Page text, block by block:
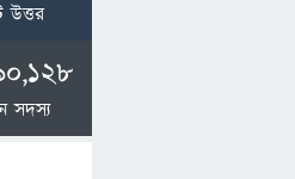
উত্তর
সদস্য